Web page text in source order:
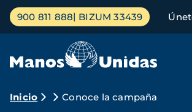
Pasar
contenido
Menú
principal
900 811 888 BIZUM 33439
Ruta
Inicio Conoce la campaña